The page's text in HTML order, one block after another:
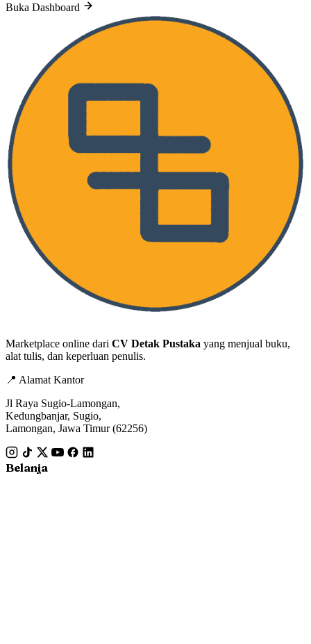
Buka Dashboard
Marketplace online dari CV Detak Pustaka yang menjual buku,
alat tulis, dan keperluan penulis.
📍 Alamat Kantor
Jl Raya Sugio-Lamongan,
Kedungbanjar, Sugio,
Lamongan, Jawa Timur (62256)
Belanja